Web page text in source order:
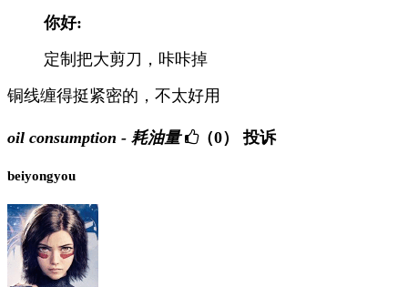
你好:
定制把大剪刀，咔咔掉
铜线缠得挺紧密的，不太好用
oil consumption - 耗油量 （0） 投诉
beiyongyou